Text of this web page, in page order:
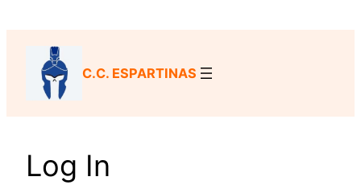
contenido
C.C. ESPARTINAS
Log In